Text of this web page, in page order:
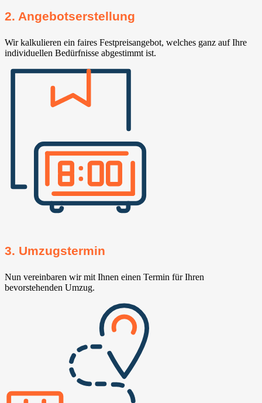
2. Angebotserstellung
Wir kalkulieren ein faires Festpreisangebot, welches ganz auf Ihre
individuellen Bedürfnisse abgestimmt ist.
3. Umzugstermin
Nun vereinbaren wir mit Ihnen einen Termin für Ihren
bevorstehenden Umzug.